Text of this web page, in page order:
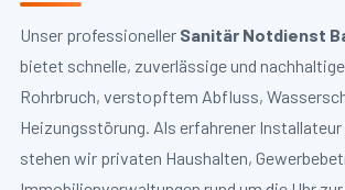
Unser professioneller Sanitär Notdienst
bietet schnelle, zuverlässige und
Rohrbruch, verstopftem Abfluss,
Heizungsstörung. Als erfahrener Installateur
stehen wir privaten Haushalten,